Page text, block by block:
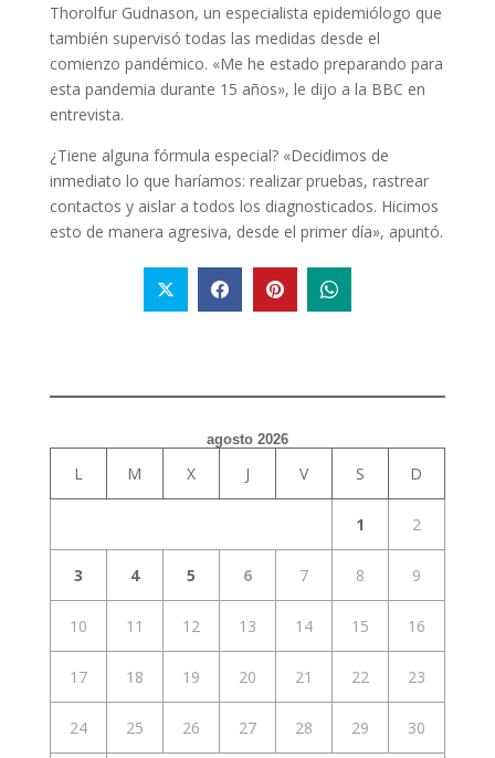
Thorolfur Gudnason, un especialista epidemiólogo que
también supervisó todas las medidas desde el
comienzo pandémico. «Me he estado preparando para
esta pandemia durante 15 años», le dijo a la BBC en
entrevista.
¿Tiene alguna fórmula especial? «Decidimos de
inmediato lo que haríamos: realizar pruebas, rastrear
contactos y aislar a todos los diagnosticados. Hicimos
esto de manera agresiva, desde el primer día», apuntó.
agosto 2026
L M X J V S D
1 2
3 4 5 6 7 8 9
10 11 12 13 14 15 16
17 18 19 20 21 22 23
24 25 26 27 28 29 30